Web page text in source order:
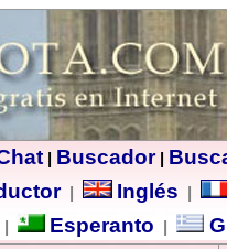
| Buscador|
| Inglés
Esperanto